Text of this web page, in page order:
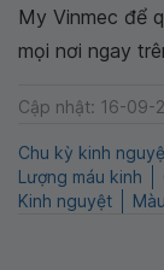
My Vinmec để
mọi nơi ngay
Cập nhật: 16-09-
Chu kỳ kinh
Lượng máu kinh
Kinh nguyệt